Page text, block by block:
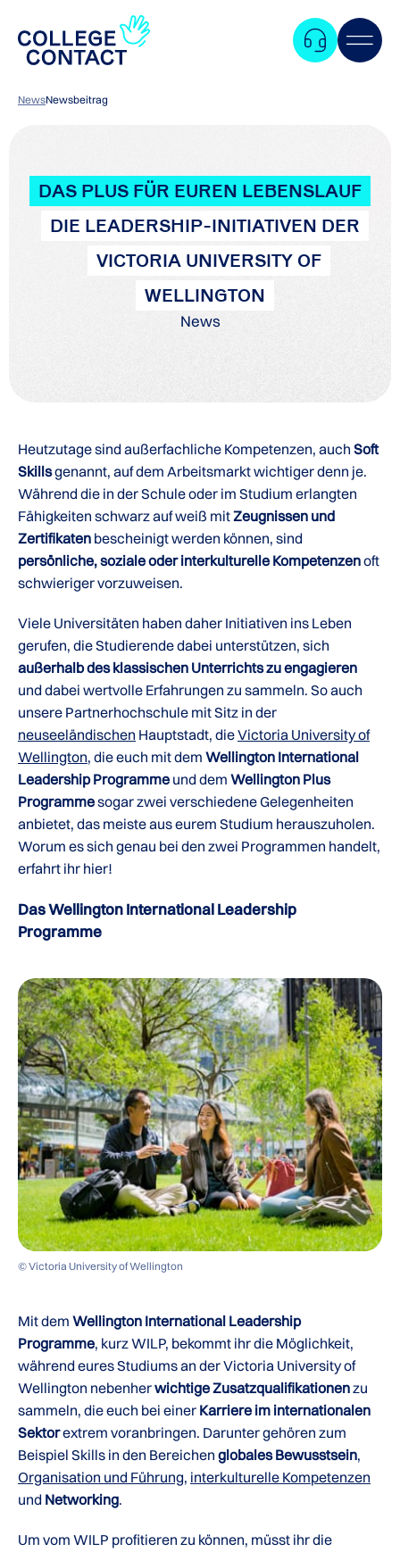
NewsNewsbeitrag
DAS PLUS FÜR EUREN LEBENSLAUF
DIE LEADERSHIP-INITIATIVEN DER
VICTORIA UNIVERSITY OF
WELLINGTON
News
Heutzutage sind außerfachliche Kompetenzen, auch Soft
Skillsgenannt, auf dem Arbeitsmarkt wichtiger denn je.
Während die in der Schule oder im Studium erlangten
Fähigkeiten schwarz auf weiß mitZeugnissen und
Zertifikaten bescheinigt werden können, sind
persönliche, soziale oder interkulturelle Kompetenzenoft
schwieriger vorzuweisen.
Viele Universitäten haben daher Initiativen ins Leben
gerufen, die Studierende dabei unterstützen, sich
außerhalb des klassischen Unterrichts zu engagieren
und dabei wertvolle Erfahrungen zu sammeln. So auch
unsere Partnerhochschule mit Sitz in der
neuseeländischen Hauptstadt, dieVictoria University of
Wellington, die euch mit dem Wellington International
Leadership Programme und dem Wellington Plus
Programmesogar zwei verschiedene Gelegenheiten
anbietet, das meiste aus eurem Studium herauszuholen.
Worum es sich genau bei den zwei Programmen handelt,
erfahrt ihr hier!
Das Wellington International Leadership
Programme
© Victoria University of Wellington
Mit dem Wellington International Leadership
Programme, kurz WILP, bekommt ihr die Möglichkeit,
während eures Studiums an der Victoria University of
Wellington nebenherwichtige Zusatzqualifikationenzu
sammeln, die euch bei einer Karriere im internationalen
Sektorextrem voranbringen. Darunter gehören zum
Beispiel Skills in den Bereichen globales Bewusstsein,
Organisation und Führung, interkulturelle Kompetenzen
und Networking.
Um vom WILP profitieren zu können, müsst ihr die